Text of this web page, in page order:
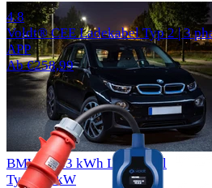
BMW i3 33 kWh Ladekabel
Typ 211kW
4.8312 Bewertungen
Voldt® CEE Ladekabel Typ 2 | 3
APP
Ab €258,99